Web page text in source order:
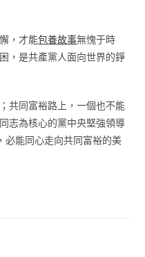
，才能包養故事無愧于時
，是共產黨人面向世界的錚
共同富裕路上，一個也不能
志為核心的黨中央堅強領導
必能同心走向共同富裕的美